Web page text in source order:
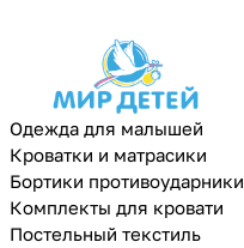
Одежда для малышей
Кроватки и матрасики
Бортики противоударники
Комплекты для кровати
Постельный текстиль